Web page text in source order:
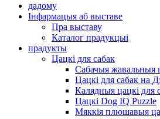
дадому
Інфармацыя аб выставе
Пра выставу
Каталог прадукцыі
прадукты
Цацкі для сабак
Сабачыя жавальныя
Цацкі для сабак на
Калядныя цацкі для
Цацкі Dog IQ Puzzle
Мяккія плюшавыя